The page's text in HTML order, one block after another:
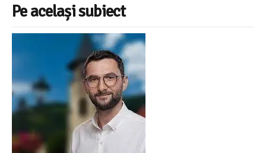
Pe același subiect